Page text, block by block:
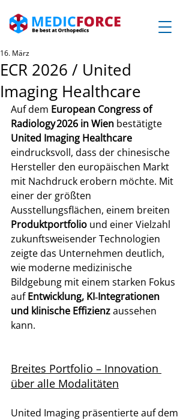
ECR 2026 / United
Imaging Healthcare
16. März
Auf dem European Congress of
Radiology 2026 in Wien bestätigte
United Imaging Healthcare
eindrucksvoll, dass der chinesische
Hersteller den europäischen Markt
mit Nachdruck erobern möchte. Mit
einer der größten
Ausstellungsflächen, einem breiten
Produktportfolio und einer Vielzahl
zukunftsweisender Technologien
zeigte das Unternehmen deutlich,
wie moderne medizinische
Bildgebung mit einem starken Fokus
auf Entwicklung, KI‑Integrationen
und klinische Effizienz aussehen
kann.
Breites Portfolio – Innovation
über alle Modalitäten
United Imaging präsentierte auf dem